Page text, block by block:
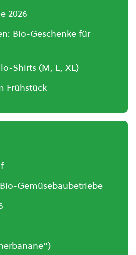
2026
Bio-Geschenke für
Shirts (M, L, XL)
Frühstück
Gemüsebaubetriebe
–